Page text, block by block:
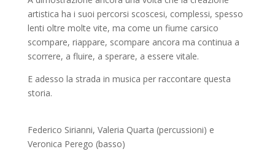
artistica ha i suoi percorsi scoscesi, complessi, spesso
lenti oltre molte vite, ma come un fiume carsico
scompare, riappare, scompare ancora ma continua a
scorrere, a fluire, a sperare, a essere vitale.
E adesso la strada in musica per raccontare questa
storia.
Federico Sirianni, Valeria Quarta (percussioni) e
Veronica Perego (basso)